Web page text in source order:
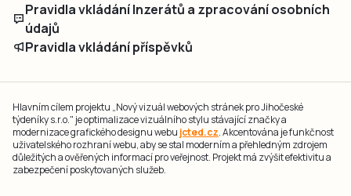
Pravidla vkládání Inzerátů a zpracování osobních
údajů
Pravidla vkládání příspěvků
Hlavním cílem projektu „Nový vizuál webových stránek pro Jihočeské
týdeníky s.r.o." je optimalizace vizuálního stylu stávající značky a
modernizace grafického designu webu jcted.cz. Akcentována je funkčnost
uživatelského rozhraní webu, aby se stal moderním a přehledným zdrojem
důležitých a ověřených informací pro veřejnost. Projekt má zvýšit efektivitu a
zabezpečení poskytovaných služeb.